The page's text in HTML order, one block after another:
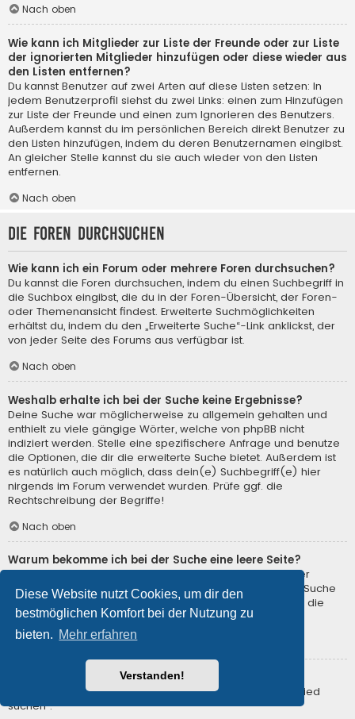
Diese Website nutzt Cookies, um dir den
bestmöglichen Komfort bei der Nutzung zu
bieten. Mehr erfahren
Verstanden!
Nach oben
Wie kann ich Mitglieder zur Liste der Freunde oder zur Liste
der ignorierten Mitglieder hinzufügen oder diese wieder aus
den Listen entfernen?
Du kannst Benutzer auf zwei Arten auf diese Listen setzen: In
jedem Benutzerprofil siehst du zwei Links: einen zum Hinzufügen
zur Liste der Freunde und einen zum Ignorieren des Benutzers.
Außerdem kannst du im persönlichen Bereich direkt Benutzer zu
den Listen hinzufügen, indem du deren Benutzernamen eingibst.
An gleicher Stelle kannst du sie auch wieder von den Listen
entfernen.
Nach oben
Die Foren durchsuchen
Wie kann ich ein Forum oder mehrere Foren durchsuchen?
Du kannst die Foren durchsuchen, indem du einen Suchbegriff in
die Suchbox eingibst, die du in der Foren-Übersicht, der Foren-
oder Themenansicht findest. Erweiterte Suchmöglichkeiten
erhältst du, indem du den „Erweiterte Suche“-Link anklickst, der
von jeder Seite des Forums aus verfügbar ist.
Nach oben
Weshalb erhalte ich bei der Suche keine Ergebnisse?
Deine Suche war möglicherweise zu allgemein gehalten und
enthielt zu viele gängige Wörter, welche von phpBB nicht
indiziert werden. Stelle eine spezifischere Anfrage und benutze
die Optionen, die dir die erweiterte Suche bietet. Außerdem ist
es natürlich auch möglich, dass dein(e) Suchbegriff(e) hier
nirgends im Forum verwendet wurden. Prüfe ggf. die
Rechtschreibung der Begriffe!
Nach oben
Warum bekomme ich bei der Suche eine leere Seite?
Deine Suche lieferte zu viele Ergebnisse, somit konnte der
Webserver sie nicht verarbeiten. Benutze die erweiterte Suche
und gib spezifischere Suchbegriffe ein oder beschränke die
Suche auf verschiedene Unterforen.
Nach oben
Wie kann ich nach Mitgliedern suchen?
Gehe zur Mitgliederliste und klicke auf „Nach einem Mitglied
suchen“.